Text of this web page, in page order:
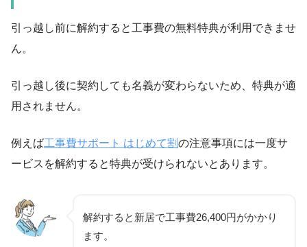
引っ越し前に解約すると工事費の無料特典が利用できませ
ん。
引っ越し後に契約しても名義が変わらないため、特典が適
用されません。
例えば工事費サポート はじめて割の注意事項には一度サ
ービスを解約すると特典が受けられないとあります。
解約すると新居で工事費26,400円がかかり
ます。